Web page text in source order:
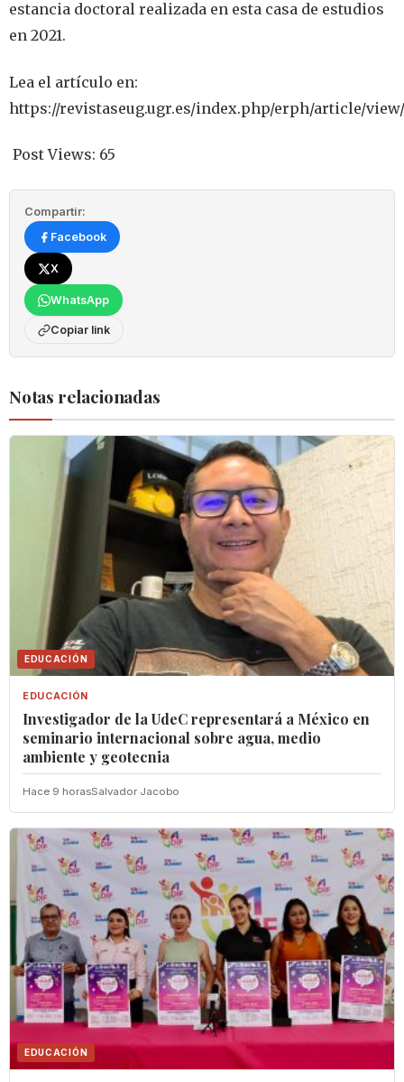
estancia doctoral realizada en esta casa de estudios
en 2021.
Lea el artículo en:
https://revistaseug.ugr.es/index.php/erph/article/view/
Post Views: 65
Compartir:
Facebook
X
WhatsApp
Copiar link
Notas relacionadas
EDUCACIÓN
EDUCACIÓN
Investigador de la UdeC representará a México en
seminario internacional sobre agua, medio
ambiente y geotecnia
Hace 9 horasSalvador Jacobo
EDUCACIÓN